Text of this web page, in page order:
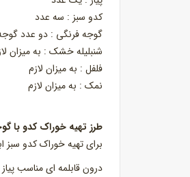
کدو سبز : سه عدد
گوجه فرنگی : دو عدد
شنبلیله خشک : به میزان
فلفل : به میزان لازم
نمک : به میزان لازم
طرز تهیه خوراک کدو با
برای تهیه خوراک کدو سبز
درون قابلمه ای مناسب